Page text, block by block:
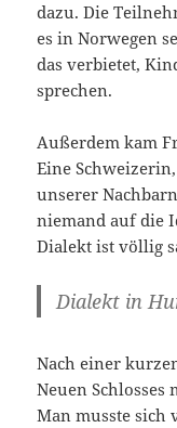
dazu. Die
es in Norwegen
das verbietet,
sprechen.
Außerdem kam
Eine
unserer
niemand auf die
Dialekt ist völlig
Dialekt in
Nach einer
Neuen
Man musste sich